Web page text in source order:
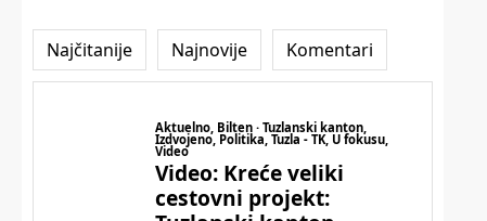
Najčitanije Najnovije Komentari